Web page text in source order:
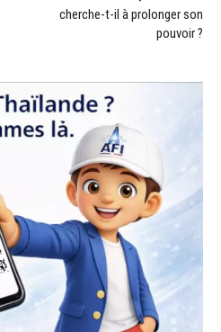
cherche-t-il à prolonger son
pouvoir ?